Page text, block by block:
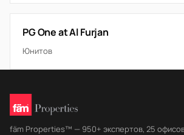
PG One at Al Furjan
Юнитов
fäm Properties™ — 950+ экспертов, 25